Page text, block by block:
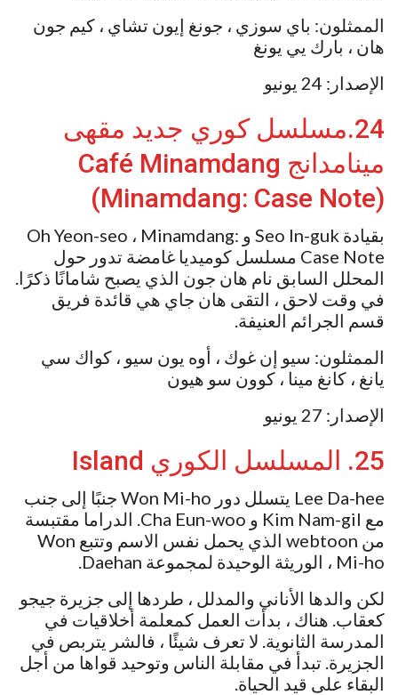
الممثلون: باي سوزي ، جونغ إيون تشاي ، كيم جون
هان ، بارك يي يونغ
الإصدار: 24 يونيو
24.مسلسل كوري جديد مقهى
مينامدانج Café Minamdang
(Minamdang: Case Note)
بقيادة Seo In-guk و Oh Yeon-seo ، Minamdang:
Case Note مسلسل كوميديا ​​غامضة تدور حول
المحلل السابق نام هان جون الذي يصبح شامانًا ذكرًا.
في وقت لاحق ، التقى هان جاي هي قائدة فريق
قسم الجرائم العنيفة.
الممثلون: سيو إن غوك ، أوه يون سيو ، كواك سي
يانغ ، كانغ مينا ، كوون سو هيون
الإصدار: 27 يونيو
25. المسلسل الكوري Island
Lee Da-hee يتسلل دور Won Mi-ho جنبًا إلى جنب
مع Kim Nam-gil و Cha Eun-woo. الدراما مقتبسة
من webtoon الذي يحمل نفس الاسم وتتبع Won
Mi-ho ، الوريثة الوحيدة لمجموعة Daehan.
لكن والدها الأناني والمدلل ، طردها إلى جزيرة جيجو
كعقاب. هناك ، بدأت العمل كمعلمة أخلاقيات في
المدرسة الثانوية. لا تعرف شيئًا ، فالشر يتربص في
الجزيرة. تبدأ في مقابلة الناس وتوحيد قواها من أجل
البقاء على قيد الحياة.